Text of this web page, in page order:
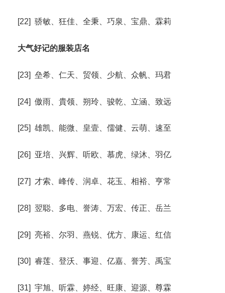
[22] 骄敏、狂佳、全秉、巧泉、宝鼎、霖莉
大气好记的服装店名
[23] 垒希、仁天、贸领、少航、众帆、玛君
[24] 傲雨、貴领、朔玲、骏乾、立涵、致远
[25] 雄凯、能微、皇壹、儒健、云萌、速至
[26] 亚培、兴辉、听欧、慕虎、绿沐、羽亿
[27] 才索、峰传、润卓、花玉、相裕、亨常
[28] 翌聪、多电、誉涛、万宏、传正、岳兰
[29] 亮裕、尔羽、燕锐、优方、康运、红信
[30] 睿莲、登沃、事迎、亿嘉、誉芳、禹宝
[31] 宇旭、听霖、婷经、旺康、迎源、尊霖